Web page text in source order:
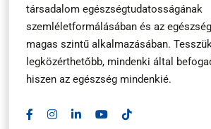
társadalom egészségtudatosságának
szemléletformálásában és az
magas szintű alkalmazásában.
legközérthetőbb, mindenki által
hiszen az egészség mindenkié.